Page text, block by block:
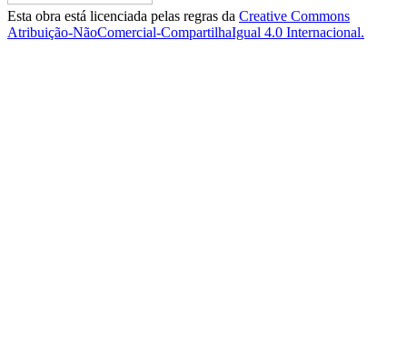
Esta obra está licenciada pelas regras da Creative Commons
Atribuição-NãoComercial-CompartilhaIgual 4.0 Internacional.